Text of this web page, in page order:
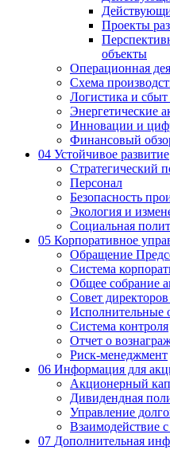
Проекты
объекты
Операционная
Схема
Логистика и
Энергетические
Инновации и
Финансовый
04 Устойчивое развитие
Стратегический
Персонал
Безопасность
Экология и
Социальная
05 Корпоративное
Обращение
Система
Общее собрание
Совет
Исполнительные
Система контроля
Отчет о
Риск-менеджмент
06 Информация для
Акционерный
Дивидендная
Управление
Взаимодействие
07 Дополнительная